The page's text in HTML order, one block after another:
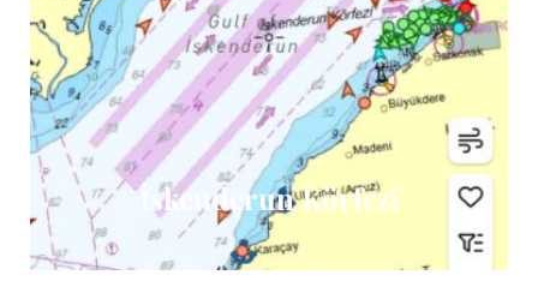
İskenderun Körfezi